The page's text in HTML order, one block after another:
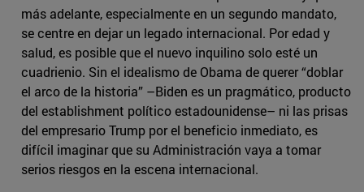
más adelante, especialmente en un segundo mandato,
se centre en dejar un legado internacional. Por edad y
salud, es posible que el nuevo inquilino solo esté un
cuadrienio. Sin el idealismo de Obama de querer “doblar
el arco de la historia” –Biden es un pragmático, producto
del establishment político estadounidense– ni las prisas
del empresario Trump por el beneficio inmediato, es
difícil imaginar que su Administración vaya a tomar
serios riesgos en la escena internacional.